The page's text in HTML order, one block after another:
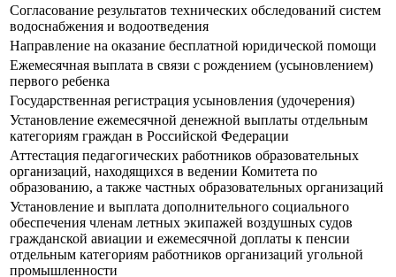
Согласование результатов технических обследований систем
водоснабжения и водоотведения
Направление на оказание бесплатной юридической помощи
Ежемесячная выплата в связи с рождением (усыновлением)
первого ребенка
Государственная регистрация усыновления (удочерения)
Установление ежемесячной денежной выплаты отдельным
категориям граждан в Российской Федерации
Аттестация педагогических работников образовательных
организаций, находящихся в ведении Комитета по
образованию, а также частных образовательных организаций
Установление и выплата дополнительного социального
обеспечения членам летных экипажей воздушных судов
гражданской авиации и ежемесячной доплаты к пенсии
отдельным категориям работников организаций угольной
промышленности